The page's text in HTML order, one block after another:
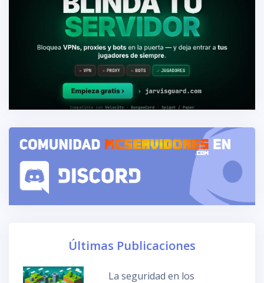
Últimas Publicaciones
La seguridad en los